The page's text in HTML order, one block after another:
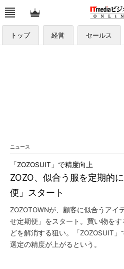
トップ 経営 セールス
ニュース
ZOZO、似合う服を定期的
便」スタート
「ZOZOSUIT」で精度向上
ZOZOTOWNが、顧客に似合うアイ
せ定期便」をスタート。買い物を
どを解消する狙い。「ZOZOSUIT
選定の精度が上がるという。